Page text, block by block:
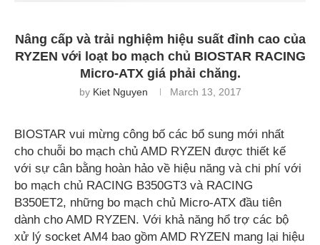
Nâng cấp và trải nghiệm hiệu suất đỉnh cao của
RYZEN với loạt bo mạch chủ BIOSTAR RACING
Micro-ATX giá phải chăng.
by Kiet Nguyen March 13, 2017
BIOSTAR vui mừng công bố các bổ sung mới nhất
cho chuỗi bo mạch chủ AMD RYZEN được thiết kế
với sự cân bằng hoàn hảo về hiệu năng và chi phí với
bo mạch chủ RACING B350GT3 và RACING
B350ET2, những bo mạch chủ Micro-ATX đầu tiên
dành cho AMD RYZEN. Với khả năng hổ trợ các bộ
xử lý socket AM4 bao gồm AMD RYZEN mang lại hiệu